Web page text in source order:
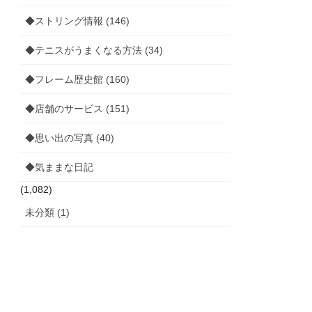
◆ストリング情報 (146)
◆テニスがうまくなる方法 (34)
◆フレーム歴史館 (160)
◆店舗のサービス (151)
◆思い出の写真 (40)
◆気ままな日記
(1,082)
未分類 (1)